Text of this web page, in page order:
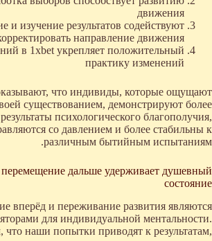
движения
и изучение результатов содействуют
направление движения
в 1xbet укрепляет положительный
практику изменений
что индивиды, которые ощущают
существованием, демонстрируют более
психологического благополучия,
со давлением и более стабильны к
различным бытийным испытаниям.
дальше удерживает душевный
состояние
вперёд и переживание развития являются
для индивидуальной ментальности.
что наши попытки приводят к результатам,